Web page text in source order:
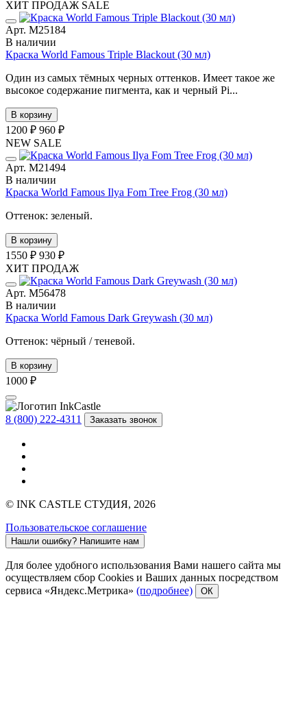
ХИТ ПРОДАЖ SALE
Арт. М25184
В наличии
Краска World Famous Triple Blackout (30 мл)
Один из самых тёмных черных оттенков. Имеет такое же
высокое содержание пигмента, как и черный Pi...
В корзину
1200 ₽ 960 ₽
NEW SALE
Арт. М21494
В наличии
Краска World Famous Ilya Fom Tree Frog (30 мл)
Оттенок: зеленый.
В корзину
1550 ₽ 930 ₽
ХИТ ПРОДАЖ
Арт. М56478
В наличии
Краска World Famous Dark Greywash (30 мл)
Оттенок: чёрный / теневой.
В корзину
1000 ₽
8 (800) 222-4311 Заказать звонок
© INK CASTLE СТУДИЯ, 2026
Пользовательское соглашение
Нашли ошибку? Напишите нам
Для более удобного использования Вами нашего сайта мы
осуществляем сбор Cookies и Ваших данных посредством
сервиса «Яндекс.Метрика» (подробнее) ОК